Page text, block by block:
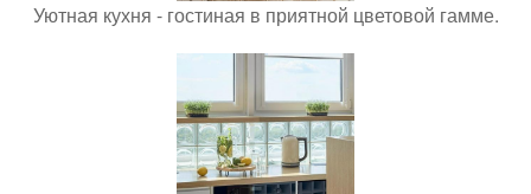
Уютная кухня - гостиная в приятной цветовой гамме.